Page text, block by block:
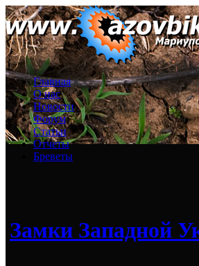
Главная
О нас
Новости
Форум
Статьи
Отчеты
Бреветы
Замки Западной